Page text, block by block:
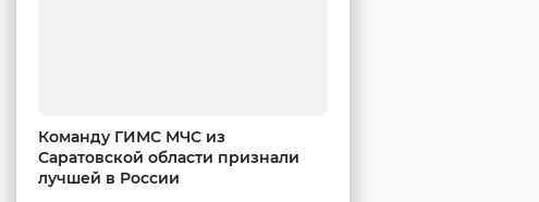
Команду ГИМС МЧС из
Саратовской области признали
лучшей в России